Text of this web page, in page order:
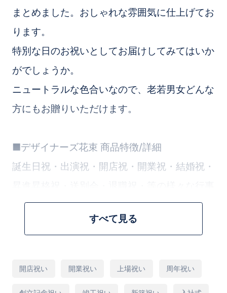
すべて見る
まとめました。おしゃれな雰囲気に仕上げてお
ります。
特別な日のお祝いとしてお届けしてみてはいか
がでしょうか。
ニュートラルな色合いなので、老若男女どんな
方にもお贈りいただけます。
■デザイナーズ花束 商品特徴/詳細
誕生日祝・出演祝・開店祝・開業祝・結婚祝・
にお使いいただける商品です。
お花のプロが花材を1本からこだわって、丁寧
※季節により旬の花材を使用いたします。
開店祝い 開業祝い 上場祝い 周年祝い